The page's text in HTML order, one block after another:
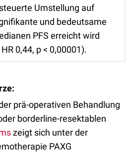
Umstellung auf
und bedeutsame
PFS erreicht wird
0,44, p < 0,00001).
prä-operativen Behandlung
borderline-resektablen
zeigt sich unter der
PAXG